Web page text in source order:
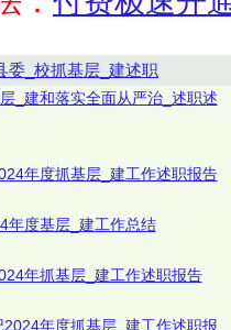
委_校抓基层_建述职
_建和落实全面从严治_述职述
年度抓基层_建工作述职报告
年度基层_建工作总结
年抓基层_建工作述职报告
年度抓基层_建工作述职报